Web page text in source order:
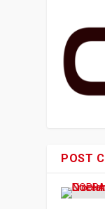
POST